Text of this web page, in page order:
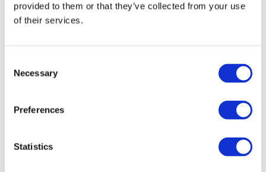
provided to them or that they’ve collected from your use
of their services.
Selection
Necessary
Preferences
Statistics Événements